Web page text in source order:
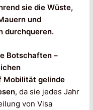
sie die Wüste,
und
durchqueren.
Botschaften –
Mobilität gelinde
, da sie jedes Jahr
von Visa